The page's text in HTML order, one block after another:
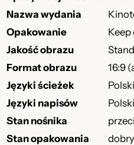
Nazwa wydania
Opakowanie
Keep
Jakość obrazu
Format obrazu
16:9
Języki ścieżek
Języki napisów
Polski
Stan nośnika
Stan opakowania
dobry